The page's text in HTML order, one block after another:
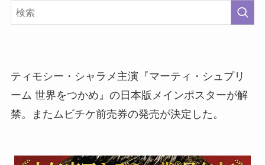
ティモシー・シャラメ主演『マーティ・シュプリ
ーム 世界をつかめ』の日本版メインポスターが解
禁。またムビチケ前売券の発売が決定した。